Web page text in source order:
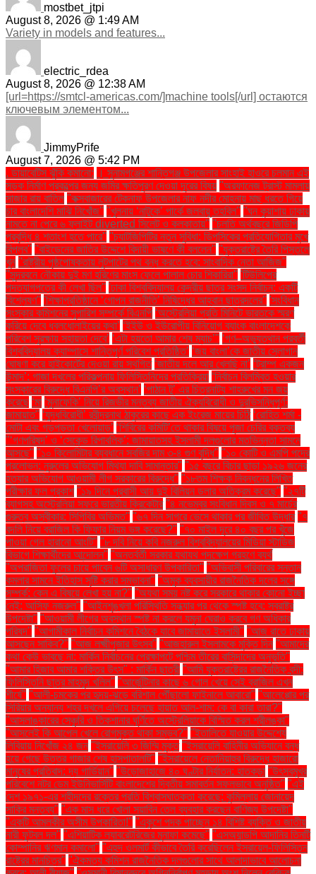
mostbet_jtpi
August 8, 2026 @ 1:49 AM
Variety in models and features...
electric_rdea
August 8, 2026 @ 12:38 AM
[url=https://smtcl-americas.com/]machine tools[/url] остаются
ключевым элементом...
JimmyPrife
August 7, 2026 @ 5:42 PM
. ডায়াবেটিস ঝুঁকি কমানো:
। সুনামগঞ্জের শান্তিগঞ্জ উপজেলার সাংহাই হাওরে চলমান এই
সড়ক নির্মাণ প্রকল্পের জন্য জমির ক্ষতিপূরণ দেওয়া দূরের বিষয় ''অরফানেজ ট্রাস্ট মামলায়
সাজার রায় বাতিল ''কক্সবাজারের টেকনাফ উপজেলার নাফ নদীর মোহনায় মাছ ধরতে গিয়ে
চার বাংলাদেশি মাঝি নিখোঁজ'' ''খুলনায় ‘নাটুকে’ পার্কে জলবায়ু তহবিল'' ''ঘন কুয়াশায় ঢাকায়
নামতে না পেরে ৬ ফ্লাইট diverted সিলেট ও কলকাতায়'' ''চলতি অর্থবছরে জিডিপি
প্রবৃদ্ধি ৪ শতাংশ হতে পারে'' ''চ্যাটজিপিটির নতুন সুবিধা: ডিপসিকের প্রতিযোগিতার মুখে
বিপ্লব'' ''বাইডেনের জাতির উদ্দেশে বিদায়ী ভাষণে কী বললেন'' ''যুক্তরাষ্ট্রে তৈরি পিস্তলে
খুন ''রাষ্ট্রীয় পৃষ্ঠপোষকতায় লুটপাটের পথ বন্ধ করতে হবে: সাংবাদিক নেতা আজিজ"
''সুন্দরবনে নৌকায় দুই মণ হরিণের মাংস ফেলে পালাল চোর শিকারিরা'' 'টিউলিপের
পদত্যাগপত্রে কী লেখা ছিল'' 'ঢাকা বিশ্ববিদ্যালয় কেন্দ্রীয় ছাত্র সংসদ নির্বাচন: একটি
বিশ্লেষণ'' 'শিক্ষাপ্রতিষ্ঠানে ‘গোপন রাজনীতি’ নিষিদ্ধের আহ্বান ছাত্রদলের'' 'সংবিধান
সংস্কার কমিশনের সুপারিশ সম্পর্কে বিএনপি ‘অস্ট্রেলিয়া প্রতি মিনিটে ভারতকে স্মরণ
করিয়ে দেবে ধবলধোলাইয়ের কথা’ ‘ইইউ ও ইউরোপীয় বিনিয়োগ ব্যাংক বাংলাদেশকে
পরিবেশ সুরক্ষায় সহায়তা দেবে’ ‘এটা হয়তো আমার শেষ ম্যাচ’" ‘গণ–অভ্যুত্থান পরবর্তী
বিশ্ববিদ্যালয় ক্যাম্পাসে শান্তিপূর্ণ পরিবেশ প্রতিষ্ঠিত’ ‘জয় বাংলা’কে জাতীয় স্লোগান
ঘোষণা করে হাইকোর্টের দেওয়া রায় স্থগিত ‘জাতীয় দলে আর খেলছি না’ ‘ট্রাম্প একজন
উন্মাদ’: গাজা দখলের পরিকল্পনায় ফিলিস্তিনিদের প্রতিক্রিয়া ‘নির্বাচন বিলম্বিত হওয়ার
সংস্কারের বিরুদ্ধে বিএনপি’র অবস্থান’ ‘পাঠান টু’ এর চিত্রনাট্য শাহরুখের মন জয়
করেছে ‘মা ‘মুনাফেকি’ নিয়ে রিজভীর মন্তব্য জাতীয় ঐক্যবিরোধী ও দুরভিসন্ধিপূর্ণ:
জামায়াত" ‘যুদ্ধবিরোধী’ রবীন্দ্রনাথ ঠাকুরের কাছে এক ইংরেজ মায়ের চিঠি ‘রোহিত শর্মা -
মোটা এবং গড়পড়তা খেলোয়াড়’ ‘শিবিরের কমিটি’তে থাকার বিষয়ে পূজা চেরির বক্তব্য
"‘গণপরিষদ’ ও ‘সেকেন্ড রিপাবলিক’: জামায়াতসহ ইসলামী দলগুলোর মতভিন্নতা সামনে
আসছে" "১০ কিলোমিটার ব্যবধানে সবজির দাম ৩-৪ গুণ বৃদ্ধি" "১০ কোটি ও এমপি পদের
প্রলোভন: নুরুলের অভিযোগ মিথ্যা দাবি সামান্তার" "১৫ বছরে বিচার ছাড়া ১৯২৬ জনের
হত্যার অভিযোগ আওয়ামী লীগ সরকারের বিরুদ্ধে" "১৮তম শিক্ষক নিবন্ধনের লিখিত
পরীক্ষার ফল প্রকাশ "১৯ দিনে প্রবাসী আয় দুই বিলিয়ন ডলার অতিক্রম করেছে" "২৭টি
ব্যাগসহ অস্ট্রেলিয়া সফরে ভারতীয় ক্রিকেটার "৪ নভেম্বর সংবিধান দিবস ও ৭ মার্চের
গুরুত্ব অস্বীকার: সিপিবির অভিমত" "৬৭ দিন সাগরে ভেসে থাকার পর জীবিত উদ্ধার "৭
বদলি নিয়ে ব্রাজিল কি ফিফার নিয়ম ভঙ্গ করেছে?" "৭০ মাইল দূরে ৪০ বছর পর খুঁজে
পাওয়া গেল হারানো আংটি" "৮ দবি নিয়ে কবি নজরুল বিশ্ববিদ্যালয়ের মিডিয়া স্টাডিজ
বিভাগে শিক্ষার্থীদের আন্দোলন" "অন্তর্বর্তী সরকার যথাযথ পদক্ষেপ গ্রহণে ব্যর্থ
"অপরাজিতা ফুলের চায়ে পাবেন ৬টি অসাধারণ উপকারিতা" "অভিবাসী পরিবারের সন্তান
কমলার সামনে ইতিহাস সৃষ্টি করার সম্ভাবনা" "অমুক ব্যবসায়ীর রাজনৈতিক দলের সঙ্গে
সম্পর্ক: কেন এ বিষয়ে লেখা হয় না?" "অযথা সময় নষ্ট করে সরকারে থাকার কোনো ইচ্ছা
নেই: আসিফ নজরুল" "আইনশৃঙ্খলা পরিস্থিতি সন্ধ্যার পর থেকে স্পষ্ট হবে: স্বরাষ্ট্র
উপদেষ্টা" "আওয়ামী লীগের অবস্থান স্পষ্ট না করলে যমুনা ঘেরাও করবে গণ অধিকার
পরিষদ" "আগামীকাল নির্বাচন কমিশনে বৈঠকে যাবে জামায়াতে ইসলামী" "আজ রাতে ঢাকায়
আসছেন সাকিব?" "আজ লক্ষ্মীপূজার উৎসব" "আজহারুল ইসলামকে মুক্তি দিন "আমাদের
কথা কেউ ভাবছে না: মার্কিন নির্বাচনের প্রেক্ষাপটে পশ্চিম তীরের বাসিন্দাদের অনুভূতি"
"আমার হিজাব আমার শক্তির উৎস" : মার্কিন ছাত্রী "আমি যুক্তরাষ্ট্রের রাজনৈতিক বন্দী:
ফিলিস্তিনি ছাত্র মাহমুদ খলিল" "আর্জেন্টিনার কাছে ৬ গোল খেয়ে সেই ব্রাজিল এখন
শীর্ষে" "আলী-চমকের পর হৃদয়-ঝড়ে বরিশাল পৌঁছালো ফাইনালে আবারো" "আলেপ্পোর পর
সিরিয়ার অন্যান্য শহর দখলে এগিয়ে চলেছে হায়াত আল-শাম: কে বা কারা তারা?"
"আসলাঙ্কারের সেঞ্চুরি ও তিকশানার ঘূর্ণিতে অস্ট্রেলিয়াকে বিস্মিত করল শ্রীলঙ্কা"
"আসলেই কি আপেল খেলে রোগমুক্ত থাকা সম্ভব?" "ইতালিতে যাওয়ার উদ্দেশ্যে
লিবিয়ায় নিখোঁজ ২৪ জন "ইসরায়েলি ৩ জিম্মি মুক্ত "ইসরায়েলি বাহিনীর অভিযানে বন্ধ
হয়ে গেছে উত্তর গাজার শেষ হাসপাতালটি" "ইসরায়েলে নেতানিয়াহুর বিরুদ্ধে হাজারো
মানুষের প্রতিবাদ: দ্য গার্ডিয়ান" "উড়োজাহাজে ৪০ ঘণ্টার নির্যাতন: হাতকড়া "উৎসবমুখর
পরিবেশে নটর ডেম ইউনিভার্সিটি বাংলাদেশের দ্বিতীয় সমাবর্তন সফলভাবে অনুষ্ঠিত" "এই
দেশ ১৯৭১-এর শহীদদের রক্তের প্রতি বিশ্বাসঘাতকতা করেছে: কুমিল্লায় জোনায়েদ
সাকির মন্তব্য" "এক মাস ধরে খোলা সয়াবিন তেল ব্যবহার করছেন বাণিজ্য উপদেষ্টা"
"একটি আমলকীর অসীম উপকারিতা!" "একুশে পদক পাচ্ছেন ১৪ বিশিষ্ট ব্যক্তি ও জাতীয়
নারী ফুটবল দল" "এশিয়াটিক ল্যাবরেটরিজের মুনাফা কমেছে" "এসঅ্যান্ডপি আদানির তিনটি
কোম্পানির ঋণমান কমালো" "এহুদ ওলমার্ট কীভাবে তৈরি করেছিলেন ইসরায়েল-ফিলিস্তিন
রাষ্ট্রের মানচিত্র" "ঐকমত্য কমিশন রাজনৈতিক দলগুলোর সাথে আলাদাভাবে আলোচনা